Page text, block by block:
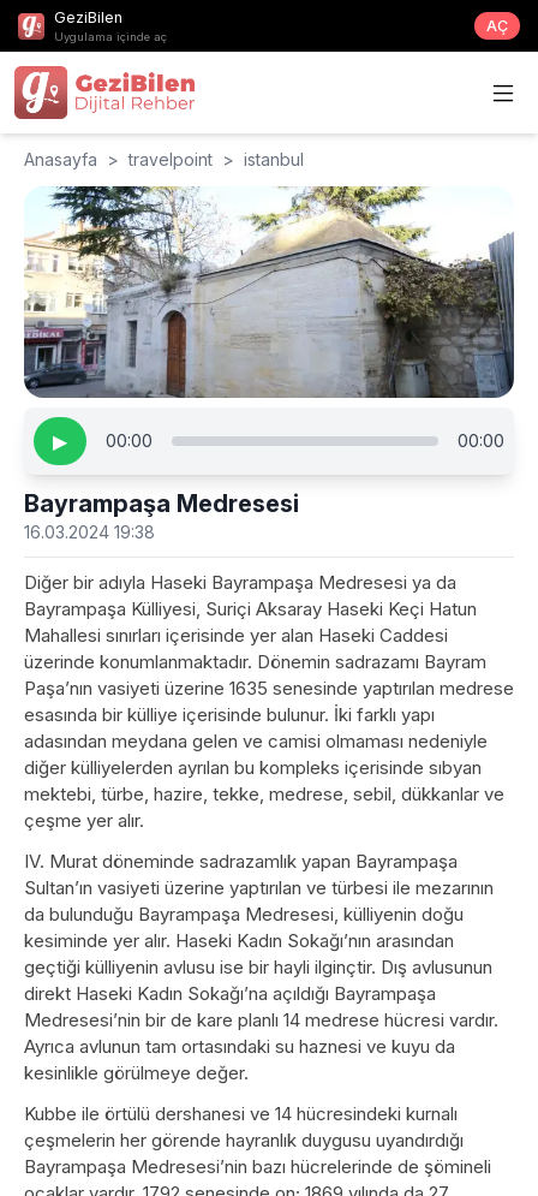
GeziBilen
Uygulama içinde aç
AÇ
Anasayfa > travelpoint > istanbul
▶ 00:00 00:00
Bayrampaşa Medresesi
16.03.2024 19:38
Diğer bir adıyla Haseki Bayrampaşa Medresesi ya da
Bayrampaşa Külliyesi, Suriçi Aksaray Haseki Keçi Hatun
Mahallesi sınırları içerisinde yer alan Haseki Caddesi
üzerinde konumlanmaktadır. Dönemin sadrazamı Bayram
Paşa’nın vasiyeti üzerine 1635 senesinde yaptırılan medrese
esasında bir külliye içerisinde bulunur. İki farklı yapı
adasından meydana gelen ve camisi olmaması nedeniyle
diğer külliyelerden ayrılan bu kompleks içerisinde sıbyan
mektebi, türbe, hazire, tekke, medrese, sebil, dükkanlar ve
çeşme yer alır.
IV. Murat döneminde sadrazamlık yapan Bayrampaşa
Sultan’ın vasiyeti üzerine yaptırılan ve türbesi ile mezarının
da bulunduğu Bayrampaşa Medresesi, külliyenin doğu
kesiminde yer alır. Haseki Kadın Sokağı’nın arasından
geçtiği külliyenin avlusu ise bir hayli ilginçtir. Dış avlusunun
direkt Haseki Kadın Sokağı’na açıldığı Bayrampaşa
Medresesi’nin bir de kare planlı 14 medrese hücresi vardır.
Ayrıca avlunun tam ortasındaki su haznesi ve kuyu da
kesinlikle görülmeye değer.
Kubbe ile örtülü dershanesi ve 14 hücresindeki kurnalı
çeşmelerin her görende hayranlık duygusu uyandırdığı
Bayrampaşa Medresesi’nin bazı hücrelerinde de şömineli